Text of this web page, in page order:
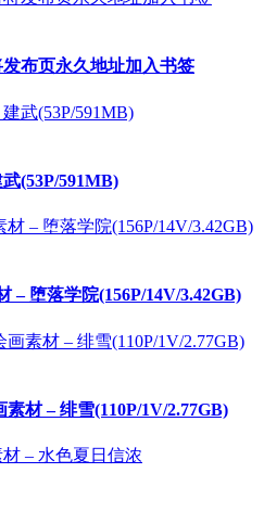
布页永久地址加入书签
(53P/591MB)
– 堕落学院(156P/14V/3.42GB)
素材 – 绯雪(110P/1V/2.77GB)